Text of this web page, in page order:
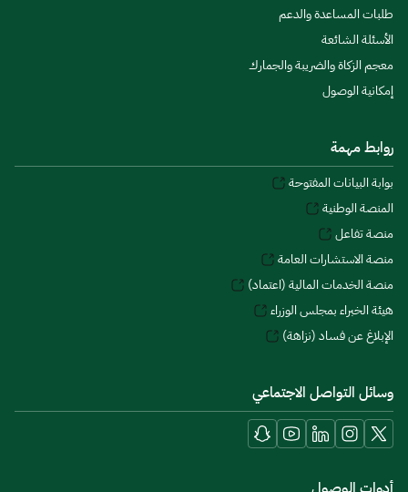
طلبات المساعدة والدعم
الأسئلة الشائعة
معجم الزكاة والضريبة والجمارك
إمكانية الوصول
روابط مهمة
بوابة البيانات المفتوحة
المنصة الوطنية
منصة تفاعل
منصة الاستشارات العامة
منصة الخدمات المالية (اعتماد)
هيئة الخبراء بمجلس الوزراء
الإبلاغ عن فساد (نزاهة)
وسائل التواصل الاجتماعي